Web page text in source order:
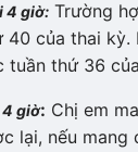
4 giờ: Trường
của thai
tuần thứ 36
4 giờ: Chị em
lại, nếu